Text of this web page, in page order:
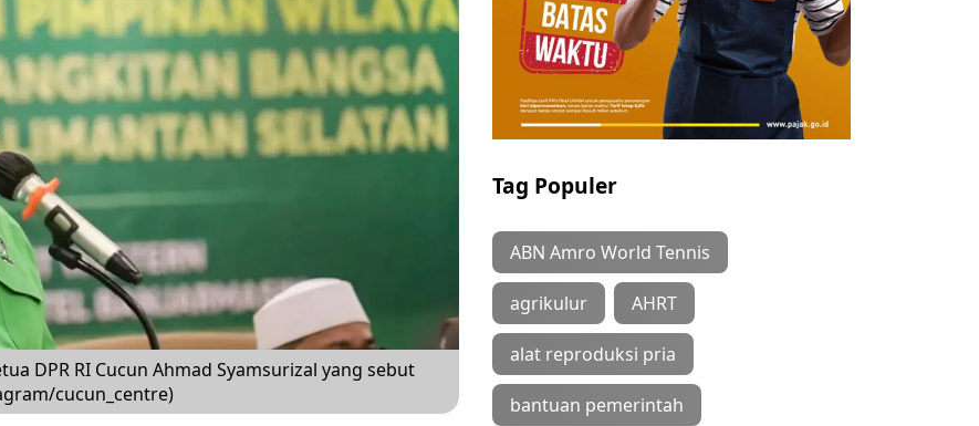
DPR RI Cucun Ahmad Syamsurizal yang sebut
cucun_centre)
Tag Populer
ABN Amro World Tennis
agrikulur AHRT
alat reproduksi pria
bantuan pemerintah